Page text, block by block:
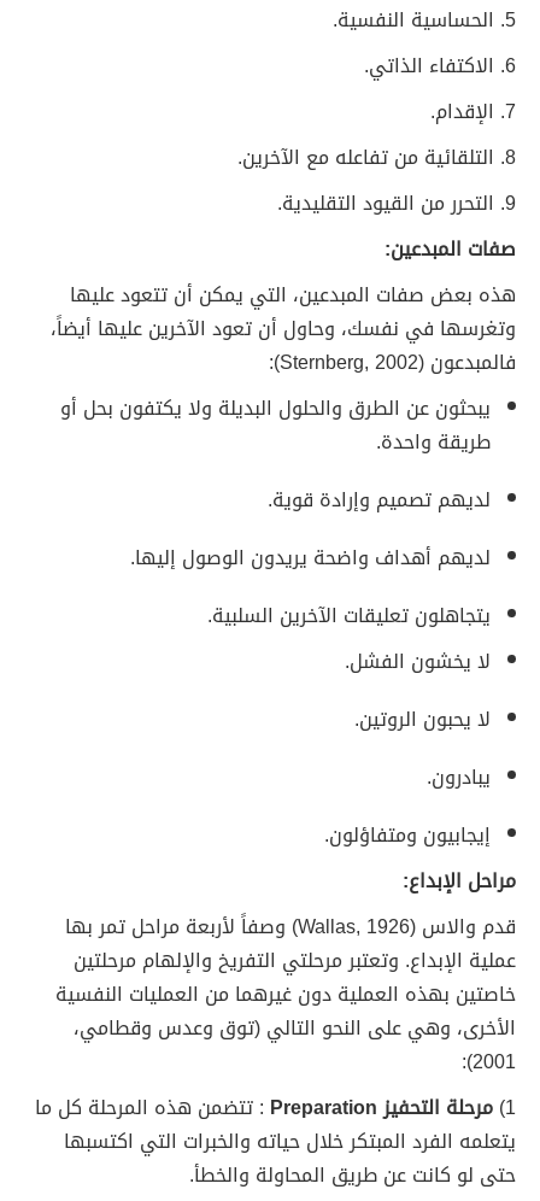
5. الحساسية النفسية.
6. الاكتفاء الذاتي.
7. الإقدام.
8. التلقائية من تفاعله مع الآخرين.
9. التحرر من القيود التقليدية.
صفات المبدعين:
هذه بعض صفات المبدعين، التي يمكن أن تتعود عليها
وتغرسها في نفسك، وحاول أن تعود الآخرين عليها أيضاً،
فالمبدعون (Sternberg, 2002):
يبحثون عن الطرق والحلول البديلة ولا يكتفون بحل أو
طريقة واحدة.
لديهم تصميم وإرادة قوية.
لديهم أهداف واضحة يريدون الوصول إليها.
يتجاهلون تعليقات الآخرين السلبية.
لا يخشون الفشل.
لا يحبون الروتين.
يبادرون.
إيجابيون ومتفاؤلون.
مراحل الإبداع:
قدم والاس (Wallas, 1926) وصفاً لأربعة مراحل تمر بها
عملية الإبداع. وتعتبر مرحلتي التفريخ والإلهام مرحلتين
خاصتين بهذه العملية دون غيرهما من العمليات النفسية
الأخرى، وهي على النحو التالي (توق وعدس وقطامي،
2001):
1) مرحلة التحفيز Preparation
: تتضمن هذه المرحلة كل ما
يتعلمه الفرد المبتكر خلال حياته والخبرات التي اكتسبها
حتى لو كانت عن طريق المحاولة والخطأ.